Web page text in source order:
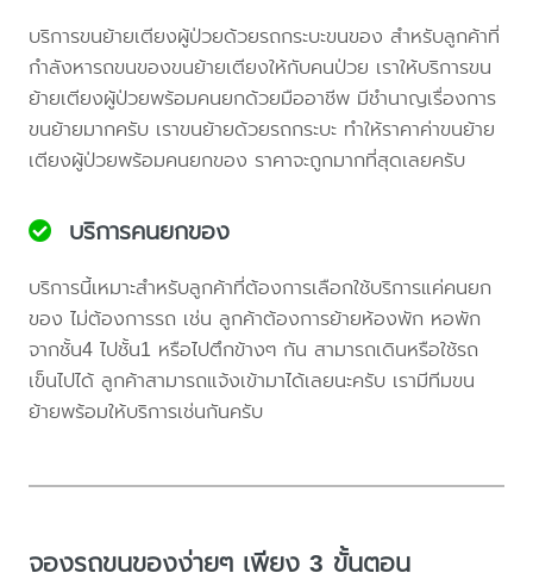
บริการขนย้ายเตียงผู้ป่วยด้วยรถกระบะขนของ สำหรับลูกค้าที่
กำลังหารถขนของขนย้ายเตียงให้กับคนป่วย เราให้บริการขน
ย้ายเตียงผู้ป่วยพร้อมคนยกด้วยมืออาชีพ มีชำนาญเรื่องการ
ขนย้ายมากครับ เราขนย้ายด้วยรถกระบะ ทำให้ราคาค่าขนย้าย
เตียงผู้ป่วยพร้อมคนยกของ ราคาจะถูกมากที่สุดเลยครับ
บริการคนยกของ
บริการนี้เหมาะสำหรับลูกค้าที่ต้องการเลือกใช้บริการแค่คนยก
ของ ไม่ต้องการรถ เช่น ลูกค้าต้องการย้ายห้องพัก หอพัก
จากชั้น4 ไปชั้น1 หรือไปตึกข้างๆ กัน สามารถเดินหรือใช้รถ
เข็นไปได้ ลูกค้าสามารถแจ้งเข้ามาได้เลยนะครับ เรามีทีมขน
ย้ายพร้อมให้บริการเช่นกันครับ
จองรถขนของง่ายๆ เพียง 3 ขั้นตอน